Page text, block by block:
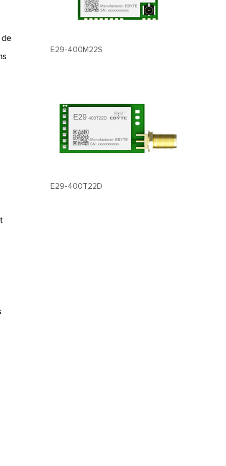
E29-400M22S
E29-400T22D